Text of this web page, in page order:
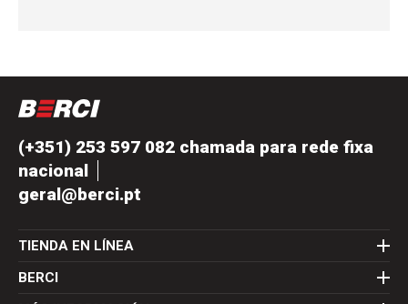
(+351) 253 597 082 chamada para rede fixa
nacional
geral@berci.pt
TIENDA EN LÍNEA
BERCI